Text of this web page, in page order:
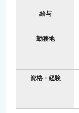
給与
勤務地
資格・経験